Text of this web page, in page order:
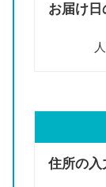
お届け日
住所の入